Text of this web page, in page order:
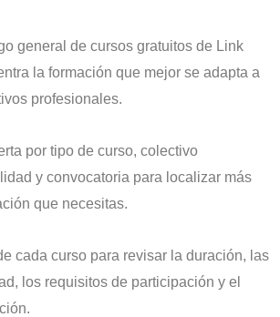
general de cursos gratuitos de Link
la formación que mejor se adapta a
profesionales.
por tipo de curso, colectivo
y convocatoria para localizar más
que necesitas.
cada curso para revisar la duración, las
los requisitos de participación y el